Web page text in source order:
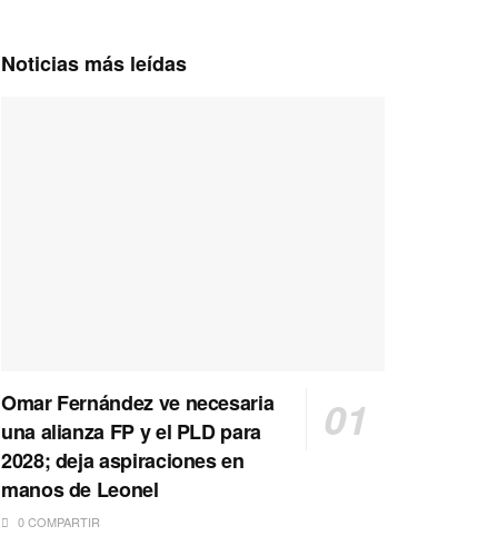
Noticias más leídas
Omar Fernández ve necesaria
una alianza FP y el PLD para
2028; deja aspiraciones en
manos de Leonel
0 COMPARTIR